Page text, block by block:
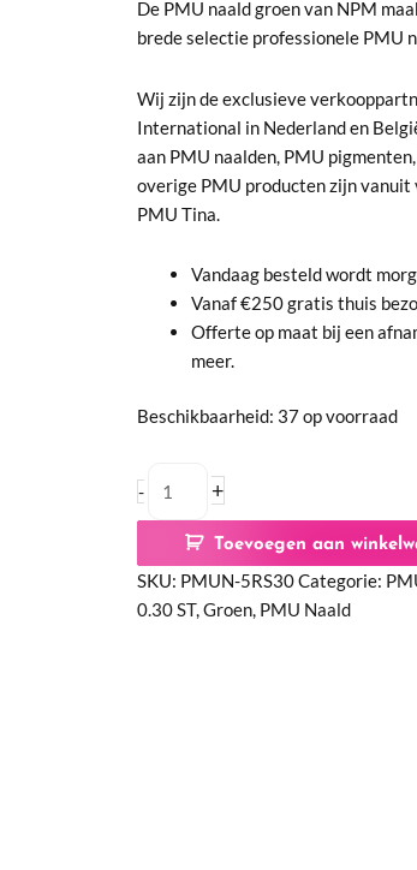
De PMU naald groen van NPM
brede selectie professionele PMU
Wij zijn de exclusieve
International in Nederland en
aan PMU naalden, PMU
overige PMU producten zijn
PMU Tina.
Vandaag besteld wordt
Vanaf €250 gratis thuis
Offerte op maat bij een
meer.
Beschikbaarheid: 37 op voorraad
-
stuks
aantal
+
Toevoegen aan
SKU: PMUN-5RS30Categorie:
0.30 ST,Groen, PMU Naald